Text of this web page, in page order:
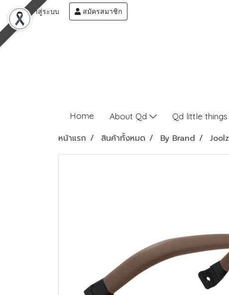
เข้าสู่ระบบ สมัครสมาชิก
Home About Qd Qd little things
หน้าแรก สินค้าทั้งหมด By Brand Joolz